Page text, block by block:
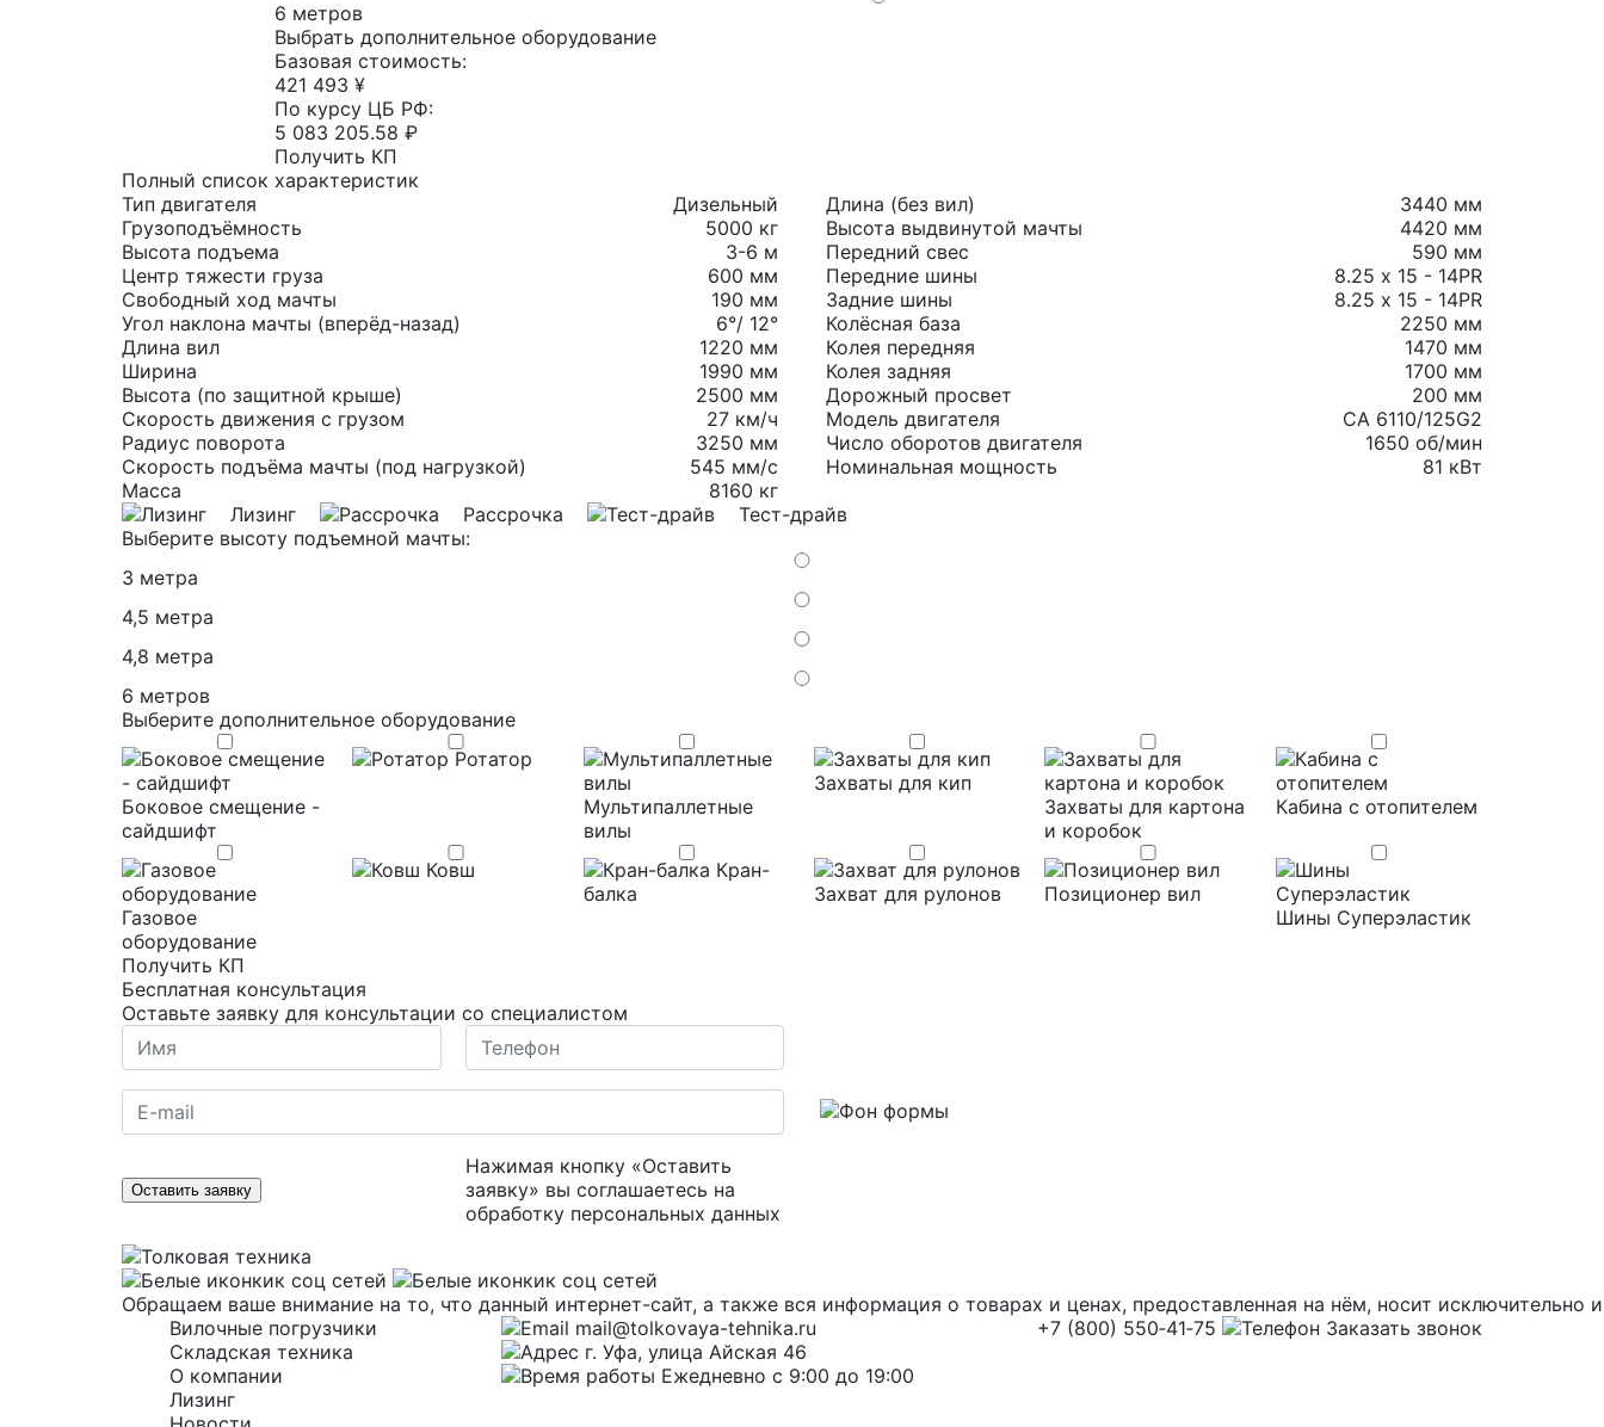
6 метров
Выбрать дополнительное оборудование
Базовая стоимость:
421 493 ¥
По курсу ЦБ РФ:
5 083 205.58 ₽
Получить КП
Полный список характеристик
Тип двигателя
Дизельный
Грузоподъёмность
5000 кг
Высота подъема
3-6 м
Центр тяжести груза
600 мм
Свободный ход мачты
190 мм
Угол наклона мачты (вперёд-назад)
6°/ 12°
Длина вил
1220 мм
Ширина
1990 мм
Высота (по защитной крыше)
2500 мм
Скорость движения с грузом
27 км/ч
Радиус поворота
3250 мм
Скорость подъёма мачты (под нагрузкой)
545 мм/с
Масса
8160 кг
Длина (без вил)
3440 мм
Высота выдвинутой мачты
4420 мм
Передний свес
590 мм
Передние шины
8.25 х 15 - 14PR
Задние шины
8.25 х 15 - 14PR
Колёсная база
2250 мм
Колея передняя
1470 мм
Колея задняя
1700 мм
Дорожный просвет
200 мм
Модель двигателя
CA 6110/125G2
Число оборотов двигателя
1650 об/мин
Номинальная мощность
81 кВт
Лизинг
Рассрочка
Тест-драйв
Выберите высоту подъемной мачты:
3 метра
4,5 метра
4,8 метра
6 метров
Выберите дополнительное оборудование
Боковое смещение -
сайдшифт
Ротатор
Мультипаллетные
вилы
Захваты для кип
Захваты для картона
и коробок
Кабина с отопителем
Газовое
оборудование
Ковш
Кран-
балка
Захват для рулонов
Позиционер вил
Шины Суперэластик
Получить КП
Бесплатная консультация
Оставьте заявку для консультации со специалистом
Оставить заявку
Нажимая кнопку «Оставить
заявку» вы соглашаетесь на
обработку персональных данных
Обращаем ваше внимание на то, что данный интернет-сайт, а также вся информация о товарах и ценах, предоставленная на нём, носит
Вилочные погрузчики
Складская техника
О компании
Лизинг
mail@tolkovaya-tehnika.ru
г. Уфа, улица Айская 46
Ежедневно с 9:00 до 19:00
+7 (800) 550‑41‑75 Заказать звонок